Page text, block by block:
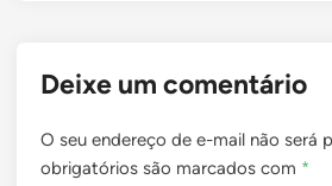
Deixe um comentário
O seu endereço de e-mail não será
obrigatórios são marcados com *